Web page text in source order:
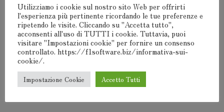
F1Software® 2000-2024
Utilizziamo i cookie sul nostro sito Web per offrirti
l'esperienza più pertinente ricordando le tue preferenze e
ripetendo le visite. Cliccando su "Accetta tutto",
acconsenti all'uso di TUTTI i cookie. Tuttavia, puoi
visitare "Impostazioni cookie" per fornire un consenso
controllato. https://f1software.biz/informativa-sui-
cookie/.
Impostazione Cookie Accetto Tutti